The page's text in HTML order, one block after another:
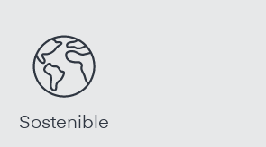
Sostenible